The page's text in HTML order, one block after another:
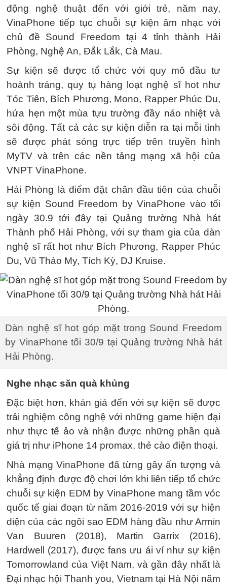
động nghệ thuật đến với giới trẻ, năm nay,
VinaPhone tiếp tục chuỗi sự kiện âm nhạc với
chủ đề Sound Freedom tại 4 tỉnh thành Hải
Phòng, Nghệ An, Đắk Lắk, Cà Mau.
Sự kiện sẽ được tổ chức với quy mô đầu tư
hoành tráng, quy tụ hàng loạt nghệ sĩ hot như
Tóc Tiên, Bích Phương, Mono, Rapper Phúc Du,
hứa hẹn một mùa tựu trường đầy náo nhiệt và
sôi động. Tất cả các sự kiện diễn ra tại mỗi tỉnh
sẽ được phát sóng trực tiếp trên truyền hình
MyTV và trên các nền tảng mạng xã hội của
VNPT VinaPhone.
Hải Phòng là điểm đặt chân đầu tiên của chuỗi
sự kiện Sound Freedom by VinaPhone vào tối
ngày 30.9 tới đây tại Quảng trường Nhà hát
Thành phố Hải Phòng, với sự tham gia của dàn
nghệ sĩ rất hot như Bích Phương, Rapper Phúc
Du, Vũ Thảo My, Tích Kỳ, DJ Kruise.
Dàn nghệ sĩ hot góp mặt trong Sound Freedom
by VinaPhone tối 30/9 tại Quảng trường Nhà hát
Hải Phòng.
Nghe nhạc săn quà khủng
Đặc biệt hơn, khán giả đến với sự kiện sẽ được
trải nghiệm công nghệ với những game hiện đại
như thực tế ảo và nhận được những phần quà
giá trị như iPhone 14 promax, thẻ cào điện thoại.
Nhà mạng VinaPhone đã từng gây ấn tượng và
khẳng định được độ chơi lớn khi liên tiếp tổ chức
chuỗi sự kiện EDM by VinaPhone mang tầm vóc
quốc tế giai đoạn từ năm 2016-2019 với sự hiện
diện của các ngôi sao EDM hàng đầu như Armin
Van Buuren (2018), Martin Garrix (2016),
Hardwell (2017), được fans ưu ái ví như sự kiện
Tomorrowland của Việt Nam, và gần đây nhất là
Đại nhạc hội Thanh you, Vietnam tại Hà Nội năm